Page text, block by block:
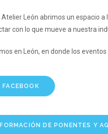
Atelier León abrimos un espacio
con lo que mueve a nuestra
en León, en donde los
FACEBOOK
DE PONENTES Y